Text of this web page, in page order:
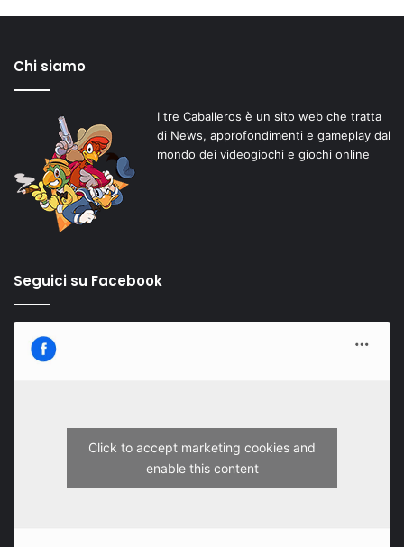
Chi siamo
I tre Caballeros è un sito web che tratta
di News, approfondimenti e gameplay dal
mondo dei videogiochi e giochi online
Seguici su Facebook
Click to accept marketing cookies and
enable this content